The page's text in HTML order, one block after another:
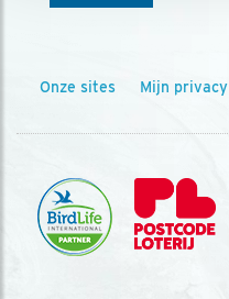
Onze sites Mijn privacy